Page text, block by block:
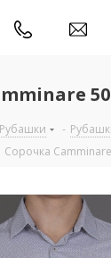
Рубашки -
Сорочка Camminare